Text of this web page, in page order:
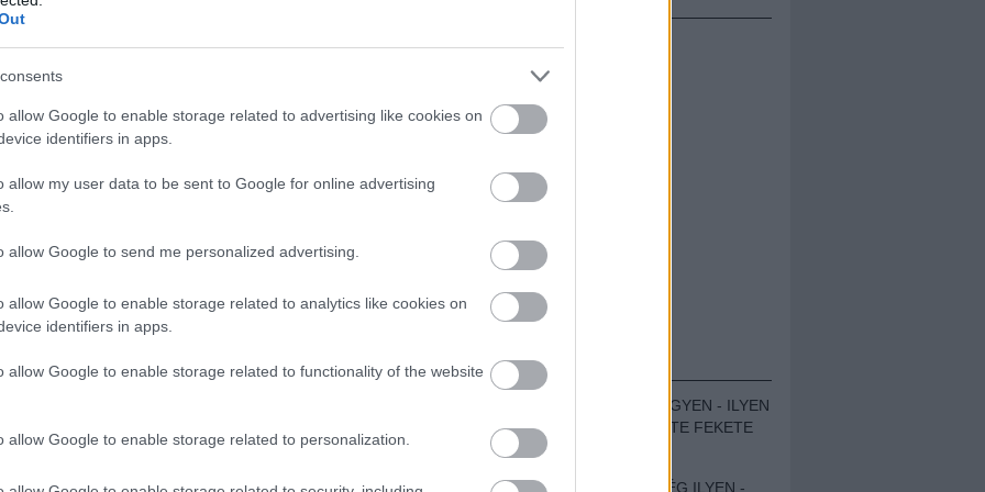
allow Google to enable storage related to advertising like cookies on
identifiers in apps.
allow my user data to be sent to Google for online advertising
allow Google to send me personalized advertising.
allow Google to enable storage related to analytics like cookies on
identifiers in apps.
allow Google to enable storage related to functionality of the website
allow Google to enable storage related to personalization.
jó nagy táncolással hangolódni a napokig tartó
van lehetőség: ahogy szinte már
fel a spanyol Pablo Bolivar az Actrecords
buli, és egyfajta felmérése annak, hol is tart
Bolivar szettjeiben az a legjobb minden évben,
tartó toporgásra, hanem kifejezetten érdemes
hoz. Mindez ugyebár a mindig
mindössze három nappal, úgyhogy a sok
lehetőség, hogy visszatérjünk a szerethető
BESZÁMOLÓK
ZENÉS TÁBOR A HEGYEN - ILYEN
VOLT A VÍRUS SZÜLTE FEKETE
ZAJ FESZTIVÁL
SOHA NEM VOLT MÉG ILYEN -